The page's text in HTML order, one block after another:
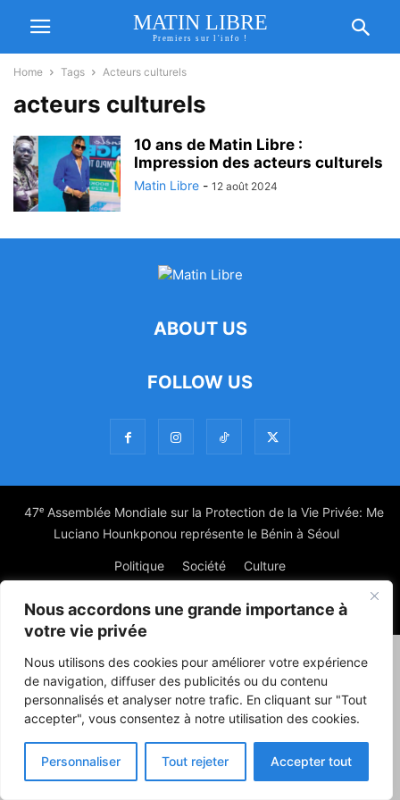
Nous accordons une grande importance à
votre vie privée
Nous utilisons des cookies pour améliorer votre expérience
de navigation, diffuser des publicités ou du contenu
personnalisés et analyser notre trafic. En cliquant sur "Tout
accepter", vous consentez à notre utilisation des cookies.
Personnaliser Tout rejeter Accepter tout
MATIN LIBRE
Premiers sur l'info !
Home Tags Acteurs culturels
acteurs culturels
10 ans de Matin Libre :
Impression des acteurs culturels
Matin Libre - 12 août 2024
ABOUT US
FOLLOW US
47ᵉ Assemblée Mondiale sur la Protection de la Vie Privée: Me
Luciano Hounkponou représente le Bénin à Séoul
Politique Société Culture
© Powered by digitXplus Francophone